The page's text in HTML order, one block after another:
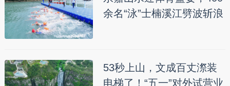
余名“泳”士楠溪江劈波斩浪
53秒上山，文成百丈漈装
电梯了！“五一”对外试营业